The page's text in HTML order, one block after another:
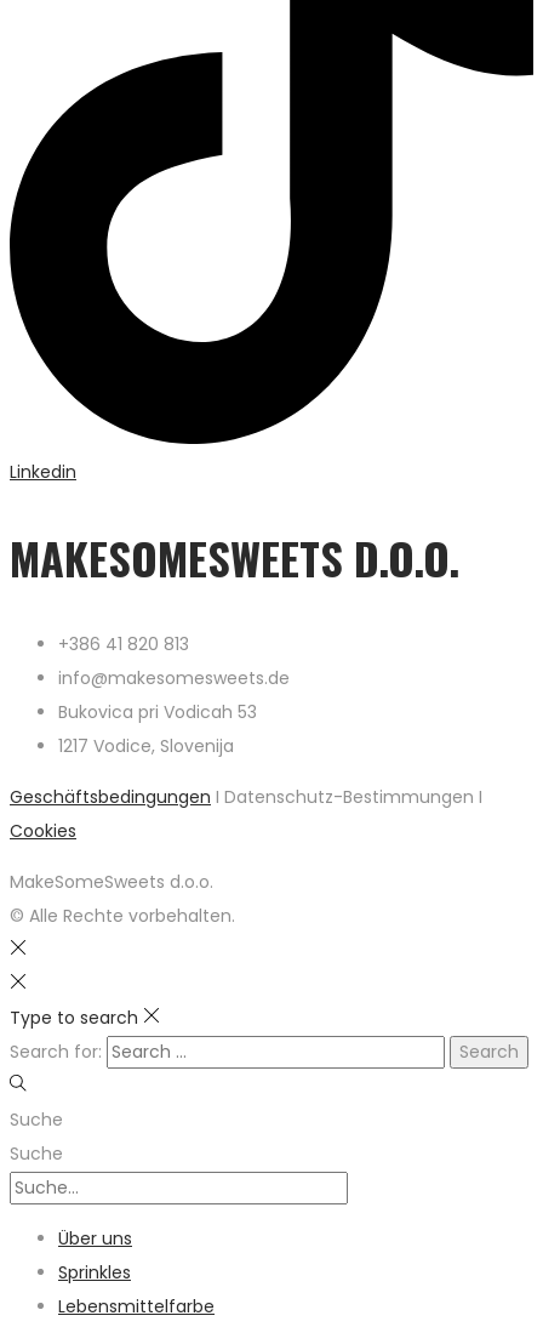
Linkedin
MAKESOMESWEETS D.O.O.
+386 41 820 813
info@makesomesweets.de
Bukovica pri Vodicah 53
1217 Vodice, Slovenija
Geschäftsbedingungen I Datenschutz-Bestimmungen I
Cookies
MakeSomeSweets d.o.o.
© Alle Rechte vorbehalten.
Type to search
Search for:
Suche
Suche
Über uns
Sprinkles
Lebensmittelfarbe